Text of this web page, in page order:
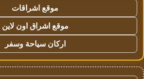
موقع اشراقات
موقع اشراق اون لاين
اركان سياحة وسفر